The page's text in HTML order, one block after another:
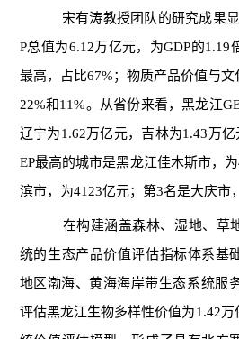
宋有涛教授团队的研究成果
P总值为6.12万亿元，为GDP的1.19
最高，占比67%；物质产品价值与
22%和11%。从省份来看，黑龙江
辽宁为1.62万亿元，吉林为1.43万
EP最高的城市是黑龙江佳木斯市，
滨市，为4123亿元；第3名是大庆市
在构建涵盖森林、湿地、草
统的生态产品价值评估指标体系基
地区渤海、黄海海岸带生态系统服
评估黑龙江生物多样性价值为1.42